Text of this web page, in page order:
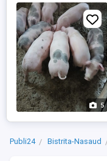
5
Publi24 Bistrita-Nasaud